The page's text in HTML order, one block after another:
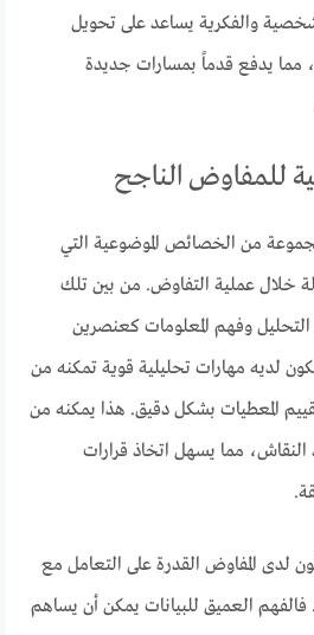
والفكرية يساعد على تحويل
مما يدفع قدماً بمسارات جديدة
للمفاوض الناجح
من الخصائص الموضوعية التي
خلال عملية التفاوض. من بين تلك
وفهم المعلومات كعنصرين
لديه مهارات تحليلية قوية تمكنه من
المعطيات بشكل دقيق. هذا يمكنه من
مما يسهل اتخاذ قرارات
لدى المفاوض القدرة على التعامل مع
فالفهم العميق للبيانات يمكن أن يساهم